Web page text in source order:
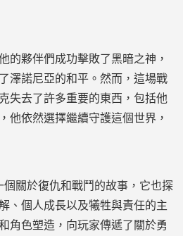
的夥伴們成功擊敗了黑暗之神，
澤諾尼亞的和平。然而，這場戰
失去了許多重要的東西，包括他
他依然選擇繼續守護這個世界，
個關於復仇和戰鬥的故事，它也探
、個人成長以及犧牲與責任的主
角色塑造，向玩家傳遞了關於勇